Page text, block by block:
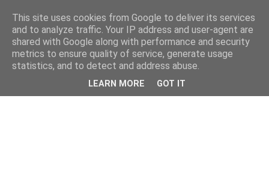
This site uses cookies from Google to deliver its services
and to analyze traffic. Your IP address and user-agent are
shared with Google along with performance and security
metrics to ensure quality of service, generate usage
statistics, and to detect and address abuse.
LEARN MORE GOT IT